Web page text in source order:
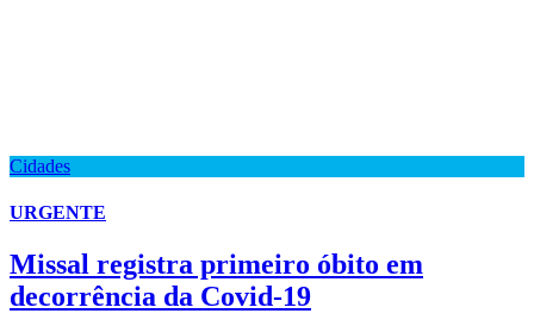
Cidades
URGENTE
Missal registra primeiro óbito em
decorrência da Covid-19